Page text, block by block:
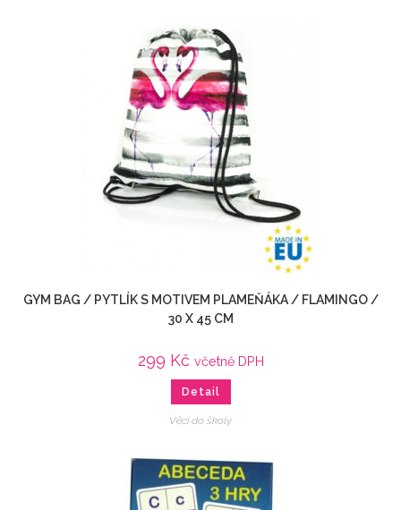
GYM BAG / PYTLÍK S MOTIVEM PLAMEŇÁKA / FLAMINGO /
30 X 45 CM
299 Kč včetně DPH
Detail
Věci do školy